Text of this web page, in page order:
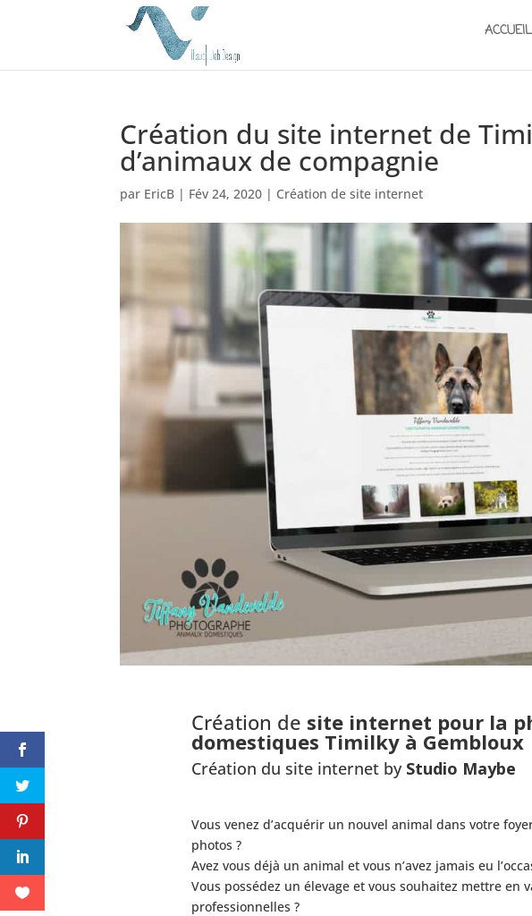
ACCUEIL
Création du site internet de
d’animaux de compagnie
par EricB | Fév 24, 2020 | Création de site internet
Création de site internet pour la
domestiques Timilky à Gembloux
Création du site internet byStudio Maybe
Vous venez d’acquérir un nouvel animal dans votre
photos ?
Avez vous déjà un animal et vous n’avez jamais eu
Vous possédez un élevage et vous souhaitez mettre en
professionnelles ?